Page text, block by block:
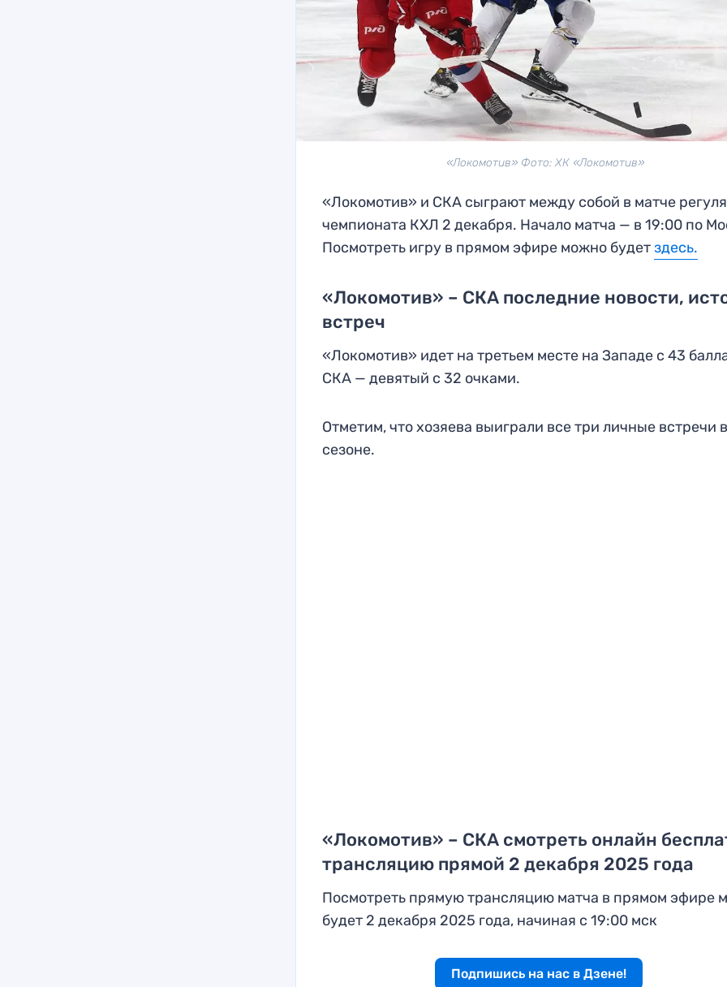
«Локомотив» Фото: ХК «Локомотив»
«Локомотив» и СКА сыграют между собой в матче
чемпионата КХЛ 2 декабря. Начало матча — в 19:00 по
Посмотреть игру в прямом эфире можно будетздесь.
«Локомотив» – СКА последние новости,
встреч
«Локомотив» идет на третьем месте на Западе с 43
СКА — девятый с 32 очками.
Отметим, что хозяева выиграли все три личные встречи
сезоне.
«Локомотив» – СКА смотреть онлайн
трансляцию прямой 2 декабря 2025 года
Посмотреть прямую трансляцию матча в прямом эфире
будет 2 декабря 2025 года, начиная с 19:00 мск
Подпишись на нас в Дзене!